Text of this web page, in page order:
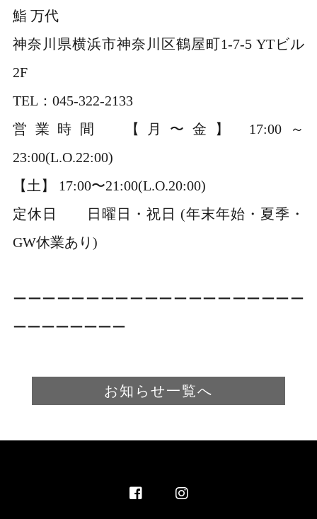
鮨 万代
神奈川県横浜市神奈川区鶴屋町1-7-5 YTビル
2F
TEL：045-322-2133
営業時間 【月〜金】 17:00～
23:00(L.O.22:00)
【土】 17:00〜21:00(L.O.20:00)
定休日 日曜日・祝日 (年末年始・夏季・
GW休業あり)
ーーーーーーーーーーーーーーーーーーーー
ーーーーーーーー
お知らせ一覧へ